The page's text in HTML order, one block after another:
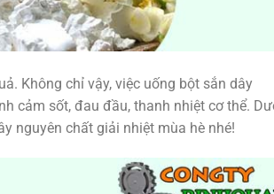
Không chỉ vậy, việc uống bột sắn dây
cảm sốt, đau đầu, thanh nhiệt cơ thể.
nguyên chất giải nhiệt mùa hè nhé!